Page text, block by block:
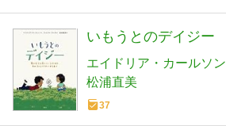
いもうとのデイジー
エイドリア・カールソン
松浦直美
37